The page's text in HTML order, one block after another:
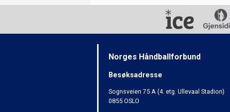
Norges Håndballforbund
Besøksadresse
Sognsveien 75 A (4. etg. Ullevaal Stadion)
0855 OSLO